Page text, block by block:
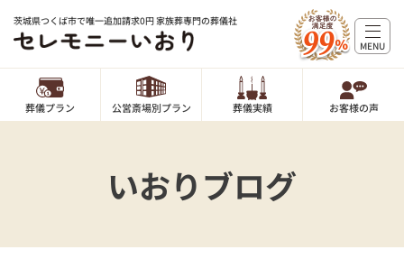
茨城県つくば市で唯一追加請求0円 家族葬専門の葬儀社
葬儀プラン 公営斎場別プラン 葬儀実績 お客様の声
MENU
いおりブログ